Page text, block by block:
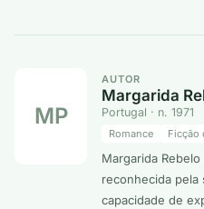
MP
AUTOR
Margarida
Portugal · n. 1971
Romance Ficção
Margarida
reconhecida pela
capacidade de